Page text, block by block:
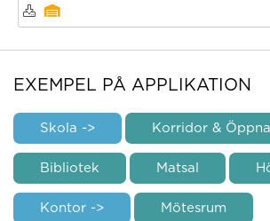
EXEMPEL PÅ APPLIKATION
Skola -> Korridor &
Bibliotek Matsal
Kontor -> Mötesrum